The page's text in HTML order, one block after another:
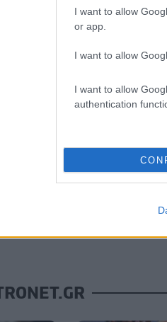
I want to allow
or app.
I want to allow
I want to allow
authentication
8. Πως
Οι
ολόκληρο το